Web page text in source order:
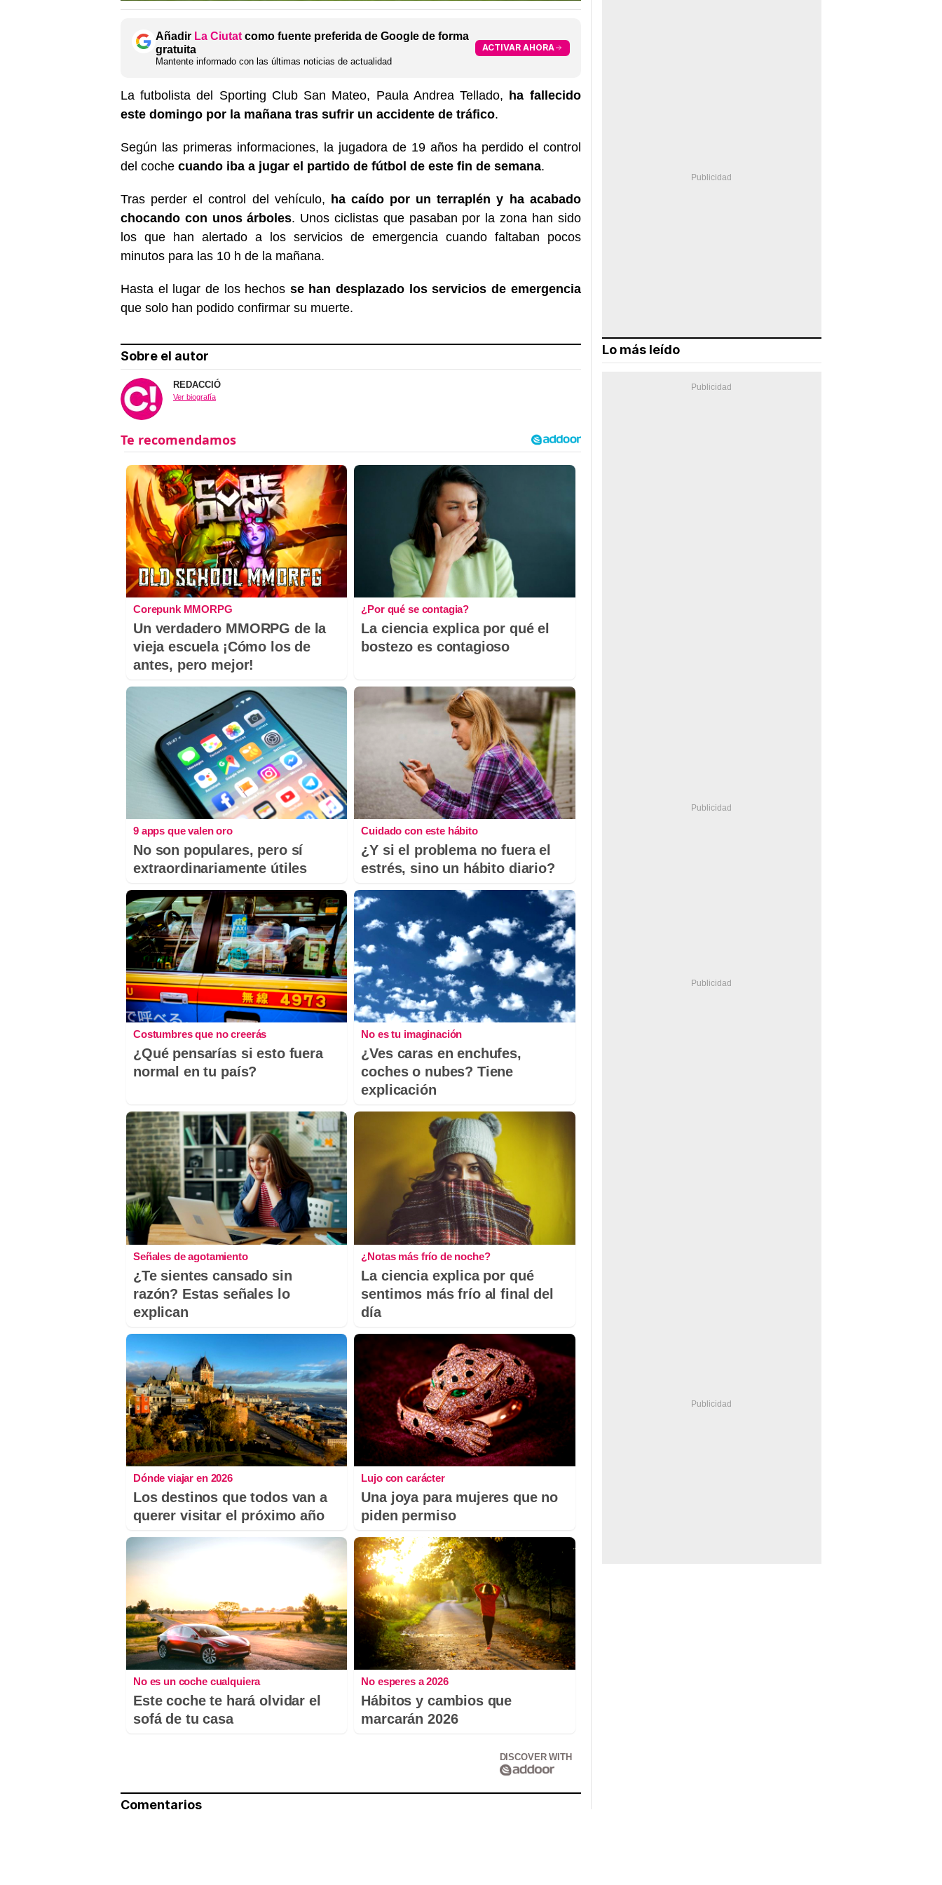
Añadir La Ciutat como fuente preferida de Google de forma
gratuita
Mantente informado con las últimas noticias de actualidad
ACTIVAR AHORA
La futbolista del Sporting Club San Mateo, Paula Andrea Tellado, ha fallecido
este domingo por la mañana tras sufrir un accidente de tráfico.
Según las primeras informaciones, la jugadora de 19 años ha perdido el control
del coche cuando iba a jugar el partido de fútbol de este fin de semana.
Tras perder el control del vehículo, ha caído por un terraplén y ha acabado
chocando con unos árboles. Unos ciclistas que pasaban por la zona han sido
los que han alertado a los servicios de emergencia cuando faltaban pocos
minutos para las 10 h de la mañana.
Hasta el lugar de los hechos se han desplazado los servicios de emergencia
que solo han podido confirmar su muerte.
Sobre el autor
REDACCIÓ
Ver biografía
Corepunk MMORPG
Un verdadero MMORPG de la
vieja escuela ¡Cómo los de
antes, pero mejor!
¿Por qué se contagia?
La ciencia explica por qué el
bostezo es contagioso
9 apps que valen oro
No son populares, pero sí
extraordinariamente útiles
Cuidado con este hábito
¿Y si el problema no fuera el
estrés, sino un hábito diario?
Costumbres que no creerás
¿Qué pensarías si esto fuera
normal en tu país?
No es tu imaginación
¿Ves caras en enchufes,
coches o nubes? Tiene
explicación
Señales de agotamiento
¿Te sientes cansado sin
razón? Estas señales lo
explican
¿Notas más frío de noche?
La ciencia explica por qué
sentimos más frío al final del
día
Dónde viajar en 2026
Los destinos que todos van a
querer visitar el próximo año
Lujo con carácter
Una joya para mujeres que no
piden permiso
No es un coche cualquiera
Este coche te hará olvidar el
sofá de tu casa
No esperes a 2026
Hábitos y cambios que
marcarán 2026
DISCOVER WITH
Comentarios
Lo más leído